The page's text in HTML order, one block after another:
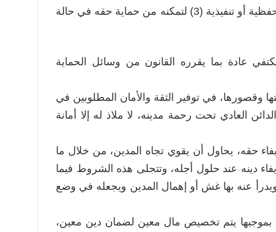
général ، وما يتفرع عنه من وسائل وإجراءات تحفظية أو تنفيذية (3) لتمكنه من حماية حقه في حالة
عادة بما يقرره القانون من وسائل الحماية
وقصورها، في توفير الثقة والأمان المطلوبين في
العادي تحت رحمة مدينه، لا ملاذ له إلا أمانة
حقه، يحاول أن يقوي تجاه المدين، من خلال ما
دينه عند حلول أجله، وتتجلى هذه الشروط فيما
عنه بها غش أو إهمال المدين ويجعله في وضع
بموجبها يتم تخصيص مال معين لضمان دين معين،